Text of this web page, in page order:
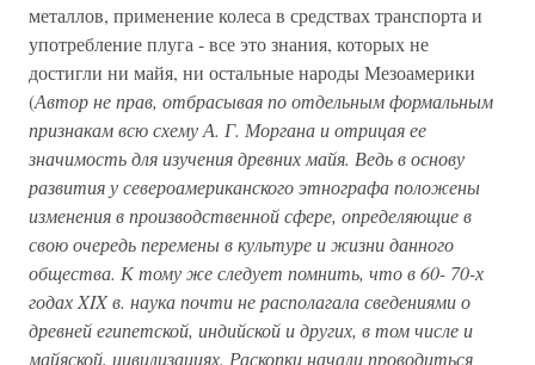
металлов, применение колеса в средствах транспорта и
употребление плуга - все это знания, которых не
достигли ни майя, ни остальные народы Мезоамерики
(Автор не прав, отбрасывая по отдельным формальным
признакам всю схему А. Г. Моргана и отрицая ее
значимость для изучения древних майя. Ведь в основу
развития у североамериканского этнографа положены
изменения в производственной сфере, определяющие в
свою очередь перемены в культуре и жизни данного
общества. К тому же следует помнить, что в 60- 70-х
годах XIX в. наука почти не располагала сведениями о
древней египетской, индийской и других, в том числе и
майяской, цивилизациях. Раскопки начали проводиться